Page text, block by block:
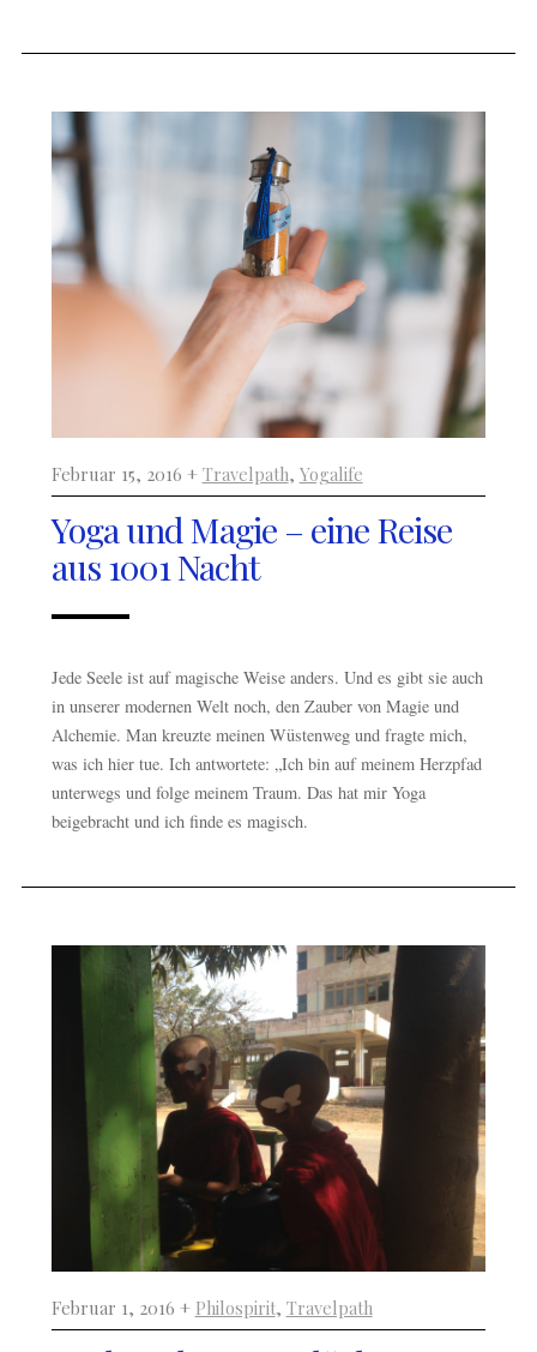
Februar 15, 2016 + Travelpath, Yogalife
Yoga und Magie – eine Reise
aus 1001 Nacht
Jede Seele ist auf magische Weise anders. Und es gibt sie auch
in unserer modernen Welt noch, den Zauber von Magie und
Alchemie. Man kreuzte meinen Wüstenweg und fragte mich,
was ich hier tue. Ich antwortete: „Ich bin auf meinem Herzpfad
unterwegs und folge meinem Traum. Das hat mir Yoga
beigebracht und ich finde es magisch.
Februar 1, 2016 + Philospirit, Travelpath